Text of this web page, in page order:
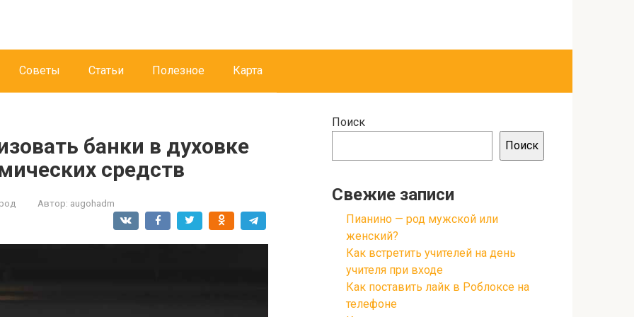
Советы Статьи Полезное Карта
банки в духовке
средств
Автор: augohadm
Поиск
Поиск
Свежие записи
Пианино — род мужской или
женский?
Как встретить учителей на день
учителя при входе
Как поставить лайк в Роблоксе на
телефоне